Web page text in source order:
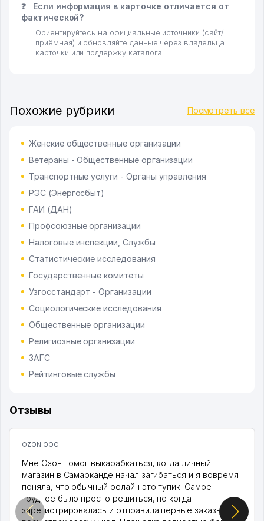
❓
Если информация в карточке отличается от
фактической?
Ориентируйтесь на официальные источники (сайт/
приёмная) и обновляйте данные через владельца
карточки или поддержку каталога.
Похожие рубрики Посмотреть все
Женские общественные организации
Ветераны - Общественные организации
Транспортные услуги - Органы управления
РЭС (Энергосбыт)
ГАИ (ДАН)
Профсоюзные организации
Налоговые инспекции, Службы
Статистические исследования
Государственные комитеты
Узгосстандарт - Организации
Социологические исследования
Общественные организации
Религиозные организации
ЗАГС
Рейтинговые службы
Отзывы
OZON ООО
Мне Озон помог выкарабкаться, когда личный
магазин в Самарканде начал загибаться и я вовремя
поняла, что обычный офлайн это тупик. Самое
трудное было просто решиться, но когда
зарегистрировалась и отправила первые заказы,